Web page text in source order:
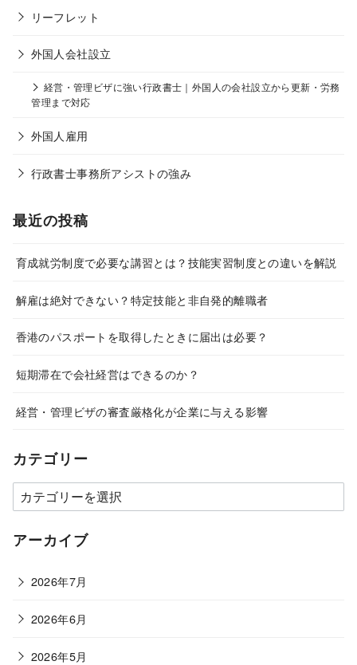
リーフレット
外国人会社設立
経営・管理ビザに強い行政書士｜外国人の会社設立から更新・労務
管理まで対応
外国人雇用
行政書士事務所アシストの強み
最近の投稿
育成就労制度で必要な講習とは？技能実習制度との違いを解説
解雇は絶対できない？特定技能と非自発的離職者
香港のパスポートを取得したときに届出は必要？
短期滞在で会社経営はできるのか？
経営・管理ビザの審査厳格化が企業に与える影響
カテゴリー
カ
テ
ゴ
ー
アーカイブ
2026年7月
2026年6月
2026年5月